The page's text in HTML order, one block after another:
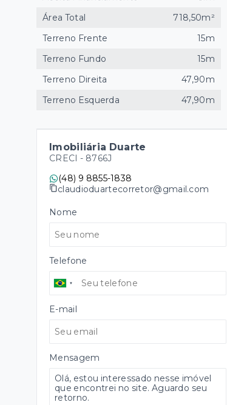
Área Total
718,50m²
Terreno Frente
15m
Terreno Fundo
15m
Terreno Direita
47,90m
Terreno Esquerda
47,90m
Imobiliária Duarte
CRECI - 8766J
(48) 9 8855-1838
claudioduartecorretor@gmail.com
Nome
Telefone
E-mail
Mensagem